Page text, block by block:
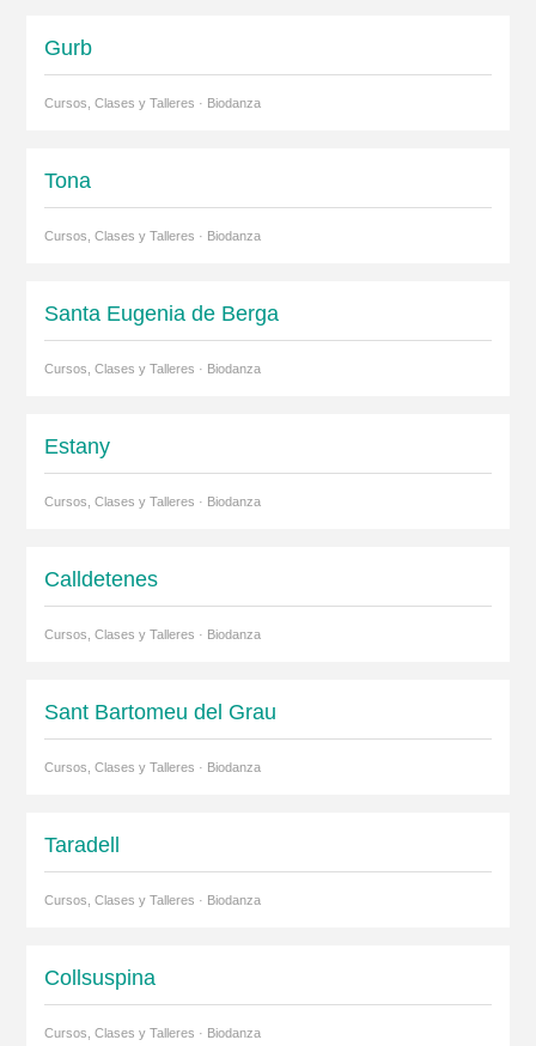
Gurb
Cursos, Clases y Talleres · Biodanza
Tona
Cursos, Clases y Talleres · Biodanza
Santa Eugenia de Berga
Cursos, Clases y Talleres · Biodanza
Estany
Cursos, Clases y Talleres · Biodanza
Calldetenes
Cursos, Clases y Talleres · Biodanza
Sant Bartomeu del Grau
Cursos, Clases y Talleres · Biodanza
Taradell
Cursos, Clases y Talleres · Biodanza
Collsuspina
Cursos, Clases y Talleres · Biodanza